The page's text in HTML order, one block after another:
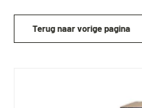
Terug naar vorige pagina